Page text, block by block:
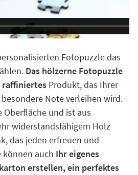
Fotopuzzle das
Das hölzerne Fotopuzzle
raffiniertesProdukt, das Ihrer
Note verleihen wird.
Oberfläche und ist aus
widerstandsfähigem Holz
das jeden erfreuen und
können auch Ihr eigenes
erstellen, ein perfektes